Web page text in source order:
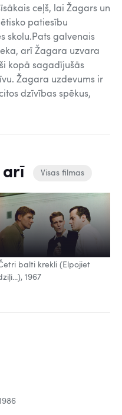
ceļš, lai Žagars un
patiesību
skolu.Pats galvenais
arī Žagara uzvara
kopā sagadījušās
Žagara uzdevums ir
dzīvības spēkus,
arī Visas filmas
balti krekli (Elpojiet
1967